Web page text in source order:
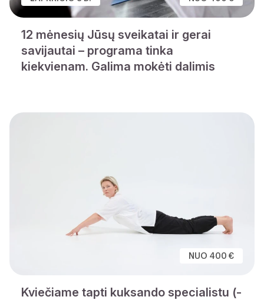
12 mėnesių Jūsų sveikatai ir gerai
savijautai – programa tinka
kiekvienam. Galima mokėti dalimis
NUO 400 €
Kviečiame tapti kuksando specialistu (-